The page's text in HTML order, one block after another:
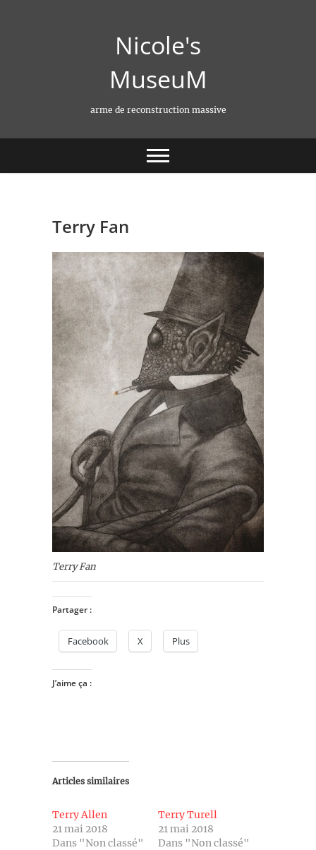
Nicole's
MuseuM
arme de reconstruction massive
Terry Fan
Terry Fan
Partager :
Facebook X Plus
J’aime ça :
Articles similaires
Terry Allen
21 mai 2018
Dans "Non classé"
Terry Turell
21 mai 2018
Dans "Non classé"